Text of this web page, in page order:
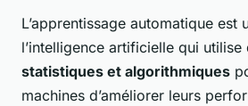
L’apprentissage automatique est
l’intelligence artificielle qui utilise
statistiques et algorithmiques
machines d’améliorer leurs